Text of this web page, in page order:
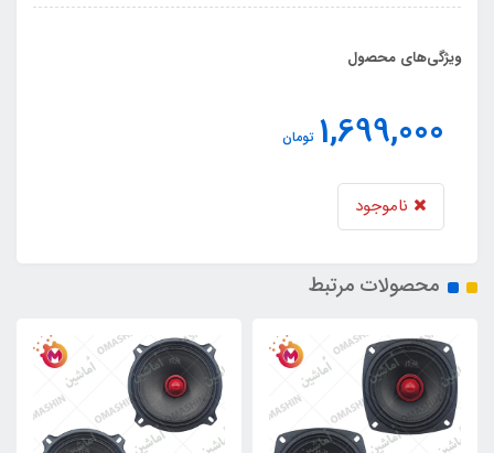
ویژگی‌های محصول
1,699,000 تومان
ناموجود
محصولات مرتبط